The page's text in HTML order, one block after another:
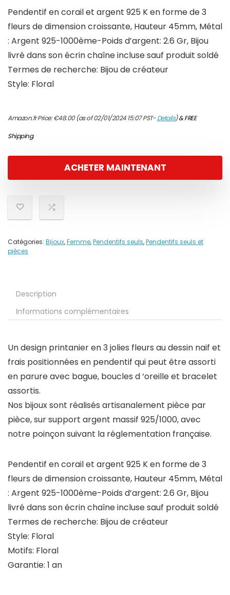
Pendentif en corail et argent 925 K en forme de 3
fleurs de dimension croissante, Hauteur 45mm, Métal
: Argent 925-1000ème-Poids d’argent: 2.6 Gr, Bijou
livré dans son écrin chaîne incluse sauf produit soldé
Termes de recherche: Bijou de créateur
Style: Floral
Amazon.fr Price:€48.00(as of 02/01/2024 15:07 PST-Details)&FREE
Shipping.
ACHETER MAINTENANT
Catégories: Bijoux,Femme,Pendentifs seuls,Pendentifs seuls et
pièces
Description
Informations complémentaires
Un design printanier en 3 jolies fleurs au dessin naif et
frais positionnées en pendentif qui peut être assorti
en parure avec bague, boucles d ‘oreille et bracelet
assortis.
Nos bijoux sont réalisés artisanalement pièce par
pièce, sur support argent massif 925/1000, avec
notre poinçon suivant la réglementation française.
Pendentif en corail et argent 925 K en forme de 3
fleurs de dimension croissante, Hauteur 45mm, Métal
: Argent 925-1000ème-Poids d’argent: 2.6 Gr, Bijou
livré dans son écrin chaîne incluse sauf produit soldé
Termes de recherche: Bijou de créateur
Style: Floral
Motifs: Floral
Garantie: 1 an